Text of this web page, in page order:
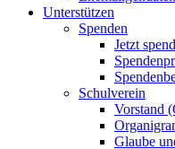
Unterstützen
Spenden
Jetzt
Schulverein
Vorstand
Glaube